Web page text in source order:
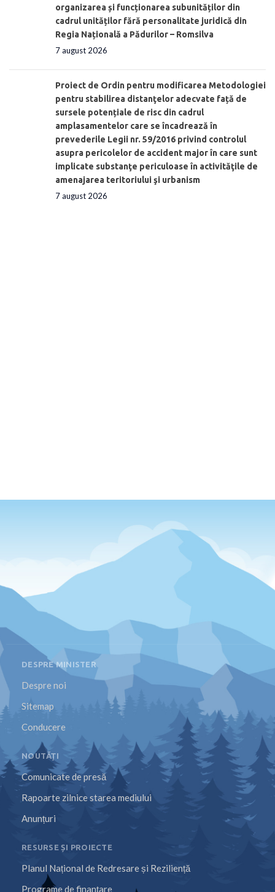
organizarea și funcționarea subunităților din
cadrul unităților fără personalitate juridică din
Regia Națională a Pădurilor – Romsilva
7 august 2026
Proiect de Ordin pentru modificarea Metodologiei
pentru stabilirea distanţelor adecvate față de
sursele potențiale de risc din cadrul
amplasamentelor care se încadrează în
prevederile Legii nr. 59/2016 privind controlul
asupra pericolelor de accident major în care sunt
implicate substanţe periculoase în activităţile de
amenajarea teritoriului şi urbanism
7 august 2026
DESPRE MINISTER
Despre noi
Sitemap
Conducere
NOUTĂȚI
Comunicate de presă
Rapoarte zilnice starea mediului
Anunțuri
RESURSE ȘI PROIECTE
Planul Național de Redresare și Reziliență
Programe de finanțare